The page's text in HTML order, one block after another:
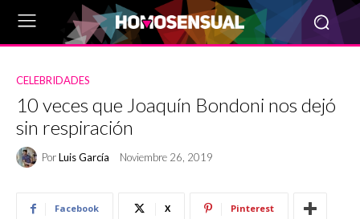
CELEBRIDADES
10 veces que Joaquín Bondoni nos dejó
sin respiración
PorLuis García Noviembre 26, 2019
Facebook X Pinterest